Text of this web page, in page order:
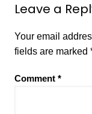
Leave a
Your email
fields are marked
Comment *